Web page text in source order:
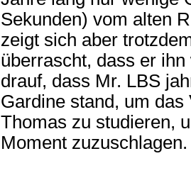
Sekunden) vom alten
zeigt sich aber
überrascht, dass er
drauf, dass Mr. LBS
Gardine stand, um
Thomas zu studieren,
Moment